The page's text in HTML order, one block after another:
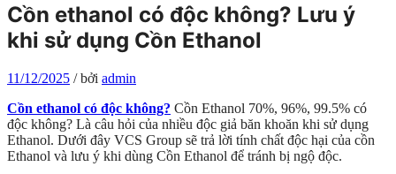
Cồn ethanol có độc không? Lưu ý
khi sử dụng Cồn Ethanol
11/12/2025 /bởi admin
Cồn ethanol có độc không? Cồn Ethanol 70%, 96%, 99.5% có
độc không? Là câu hỏi của nhiều độc giả băn khoăn khi sử dụng
Ethanol. Dưới đây VCS Group sẽ trả lời tính chất độc hại của cồn
Ethanol và lưu ý khi dùng Cồn Ethanol để tránh bị ngộ độc.